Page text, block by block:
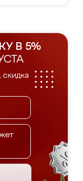
В 5%
скидка